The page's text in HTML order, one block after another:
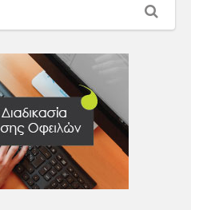
Search